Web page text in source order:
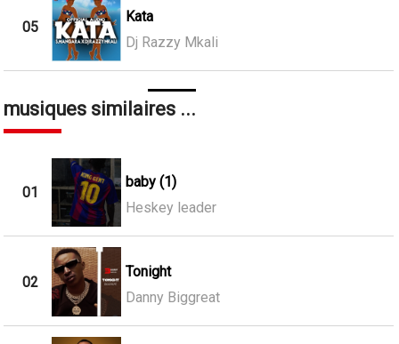
05
Kata
Dj Razzy Mkali
musiques similaires ...
01
baby (1)
Heskey leader
02
Tonight
Danny Biggreat